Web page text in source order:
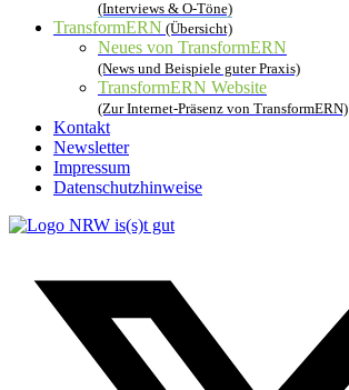
(Interviews & O-Töne)
TransformERN (Übersicht)
Neues von TransformERN
(News und Beispiele guter Praxis)
TransformERN Website
(Zur Internet-Präsenz von TransformERN)
Kontakt
Newsletter
Impressum
Datenschutzhinweise